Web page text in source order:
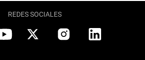
REDES SOCIALES